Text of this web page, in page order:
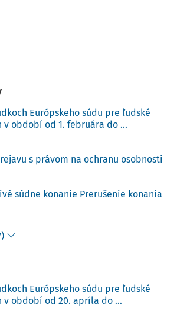
Európskeho súdu pre ľudské
v období od 1. februára do ...
s právom na ochranu osobnosti
súdne konanie Prerušenie konania
Európskeho súdu pre ľudské
v období od 20. apríla do ...